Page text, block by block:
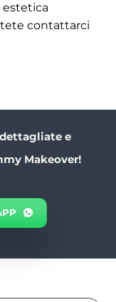
estetica
contattarci
e
Makeover!